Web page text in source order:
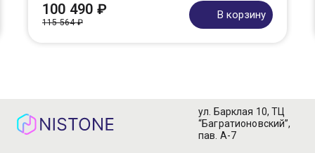
100 490 ₽
115 564 ₽
В корзину
ул. Барклая 10, ТЦ
“Багратионовский”,
пав. А-7